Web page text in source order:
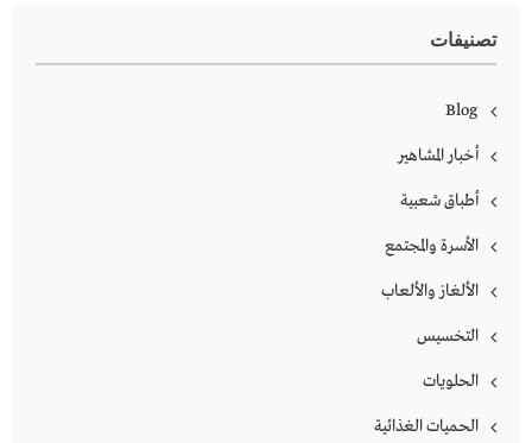
تصنيفات
Blog
أخبار المشاهير
أطباق شعبية
الأسرة والمجتمع
الألغاز والألعاب
التخسيس
الحلويات
الحميات الغذائية